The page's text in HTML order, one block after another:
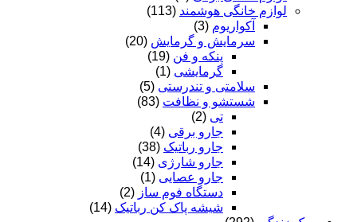
لوازم خانگی هوشمند (113)
آکواریوم (3)
سرمایش و گرمایش (20)
پنکه و فن (19)
گرمایشی (1)
سلامتی و تندرستی (5)
شستشو و نظافت (83)
تی (2)
جارو برقی (4)
جارو رباتیک (38)
جارو شارژی (14)
جارو عصایی (1)
دستگاه فوم ساز (2)
شیشه پاک کن رباتیک (14)